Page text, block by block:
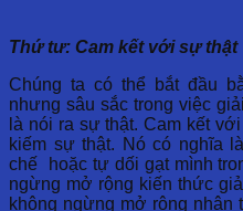
Thứ tư: Cam kết với sự thật
Chúng ta có thể bắt đầu
nhưng sâu sắc trong việc
là nói ra sự thật. Cam kết
kiếm sự thật. Nó có nghĩa
chế hoặc tự dối gạt mình
ngừng mở rộng kiến thức
không ngừng mở rộng nhận